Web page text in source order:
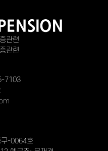
관련
관련
7103
-0064호